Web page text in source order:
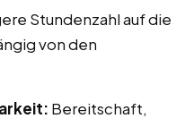
Stundenzahl auf die
von den
Bereitschaft,